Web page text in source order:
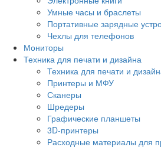
Умные часы и браслеты
Портативные зарядные
Чехлы для телефонов
Мониторы
Техника для печати и дизайна
Техника для печати и
Принтеры и МФУ
Сканеры
Шредеры
Графические планшеты
3D-принтеры
Расходные материалы для